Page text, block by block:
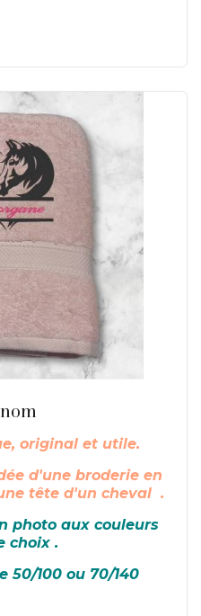
original et utile.
d'une broderie en
tête d'un cheval .
photo aux couleurs
choix .
50/100 ou 70/140